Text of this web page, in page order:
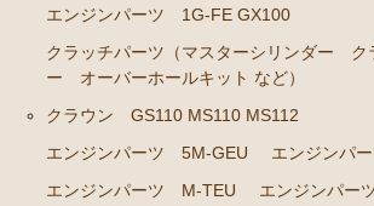
ーゲージなど）
駆動パーツ（センターサポートベア
シャフトブーツ など）
クラウン GS120 GS121 MS123 MS125
エンジンパーツ 1G-FE GX100
クラッチパーツ（マスターシリンダー ク
ー オーバーホールキット など）
クラウン GS110 MS110 MS112
エンジンパーツ 5M-GEU
エンジンパ
エンジンパーツ M-TEU
エンジンパー